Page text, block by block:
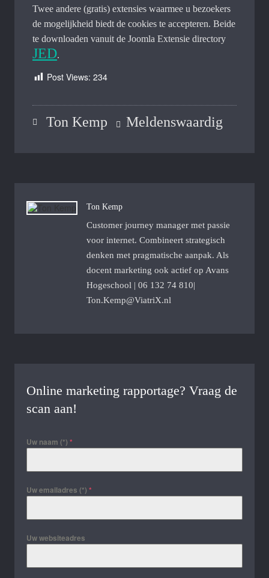
Twee andere (gratis) extensies waarmee u bezoekers
de mogelijkheid biedt de cookies te accepteren. Beide
te downloaden vanuit de Joomla Extensie directory
JED.
Post Views: 234
Ton Kemp Meldenswaardig
Ton Kemp
Customer journey manager met passie
voor internet. Combineert strategisch
denken met pragmatische aanpak. Als
docent marketing ook actief op Avans
Hogeschool | 06 132 74 810|
Ton.Kemp@ViatriX.nl
Online marketing rapportage? Vraag de
scan aan!
Uw naam (*) *
Uw emailadres (*) *
Uw websiteadres